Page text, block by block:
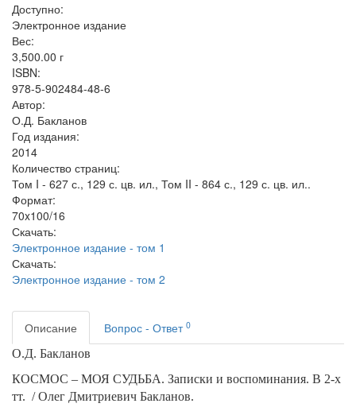
Доступно:
Электронное издание
Вес:
3,500.00 г
ISBN:
978-5-902484-48-6
Автор:
О.Д. Бакланов
Год издания:
2014
Количество страниц:
Том I - 627 с., 129 с. цв. ил., Том II - 864 с., 129 с. цв. ил..
Формат:
70x100/16
Скачать:
Электронное издание - том 1
Скачать:
Электронное издание - том 2
Описание Вопрос - Ответ 0
О.Д. Бакланов
КОСМОС – МОЯ СУДЬБА. Записки и воспоминания. В 2-х
тт. / Олег Дмитриевич Бакланов.